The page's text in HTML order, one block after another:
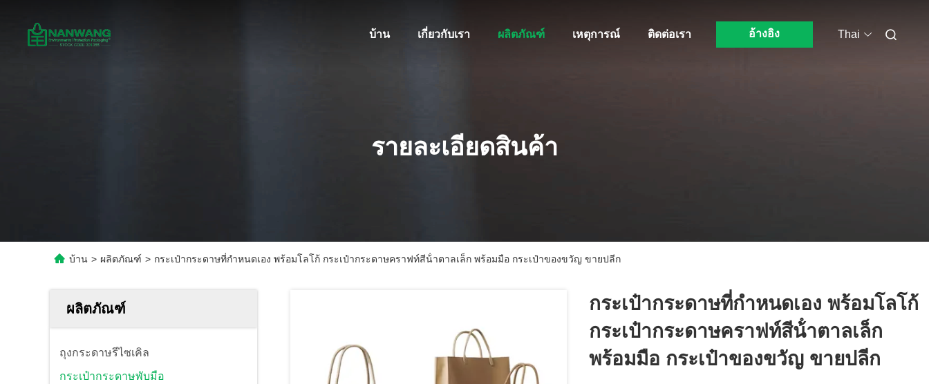
บ้าน เกี่ยวกับเรา ผลิตภัณฑ์ เหตุการณ์ ติดต่อเรา อ้างอิง Thai
รายละเอียดสินค้า
บ้าน > ผลิตภัณฑ์ > กระเป๋ากระดาษที่กําหนดเอง พร้อมโลโก้ กระเป๋ากระดาษคราฟท์สีน้ําตาลเล็ก พร้อมมือ กระเป๋าของขวัญ ขายปลีก
ผลิตภัณฑ์
ถุงกระดาษรีไซเคิล
กระเป๋ากระดาษพับมือ
กระเป๋ากระดาษที่กําหนดเอง พร้อมโลโก้
กระเป๋ากระดาษคราฟท์สีน้ําตาลเล็ก
พร้อมมือ กระเป๋าของขวัญ ขายปลีก